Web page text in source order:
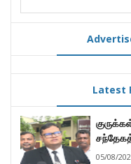
Latest
05/08/